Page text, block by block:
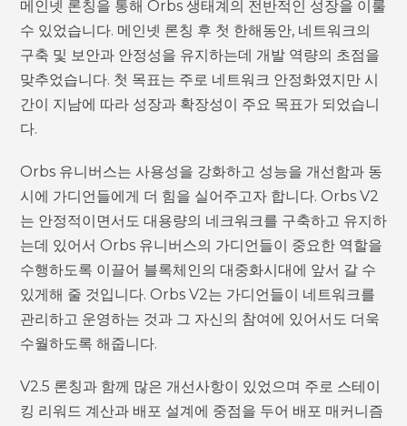
메인넷 론칭을 통해 Orbs 생태계의 전반적인 성장을 이룰
수 있었습니다. 메인넷 론칭 후 첫 한해동안, 네트워크의
구축 및 보안과 안정성을 유지하는데 개발 역량의 초점을
맞추었습니다. 첫 목표는 주로 네트워크 안정화였지만 시
간이 지남에 따라 성장과 확장성이 주요 목표가 되었습니
다.
Orbs 유니버스는 사용성을 강화하고 성능을 개선함과 동
시에 가디언들에게 더 힘을 실어주고자 합니다. Orbs V2
는 안정적이면서도 대용량의 네크워크를 구축하고 유지하
는데 있어서 Orbs 유니버스의 가디언들이 중요한 역할을
수행하도록 이끌어 블록체인의 대중화시대에 앞서 갈 수
있게해 줄 것입니다. Orbs V2는 가디언들이 네트워크를
관리하고 운영하는 것과 그 자신의 참여에 있어서도 더욱
수월하도록 해줍니다.
V2.5 론칭과 함께 많은 개선사항이 있었으며 주로 스테이
킹 리워드 계산과 배포 설계에 중점을 두어 배포 매커니즘